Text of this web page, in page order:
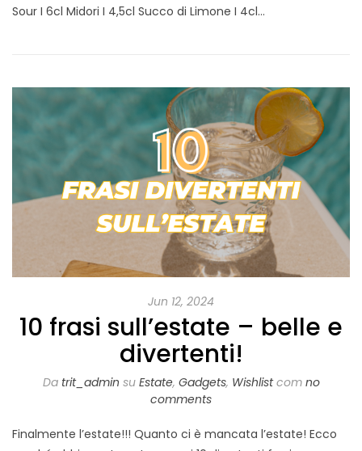
Sour I 6cl Midori I 4,5cl Succo di Limone I 4cl…
Jun 12, 2024
10 frasi sull’estate – belle e
divertenti!
Da trit_admin su Estate, Gadgets, Wishlistcom no
comments
Finalmente l’estate!!! Quanto ci è mancata l’estate! Ecco